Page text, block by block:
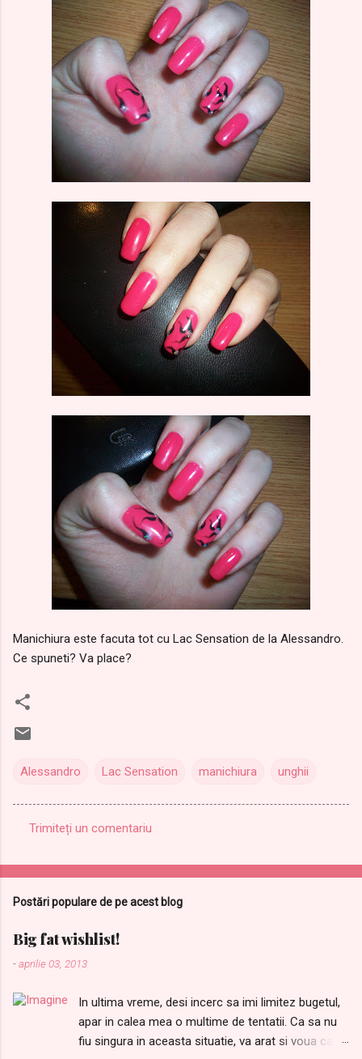
Manichiura este facuta tot cu Lac Sensation de la Alessandro.
Ce spuneti? Va place?
Alessandro Lac Sensation manichiura unghii
o
n
r
Trimiteți un comentariu
Postări populare de pe acest blog
Big fat wishlist!
-aprilie 03, 2013
In ultima vreme, desi incerc sa imi limitez bugetul,
apar in calea mea o multime de tentatii. Ca sa nu
fiu singura in aceasta situatie, va arat si voua care